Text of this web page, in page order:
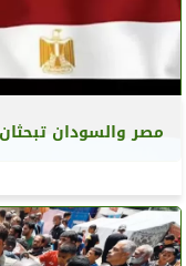
مصر والسودان